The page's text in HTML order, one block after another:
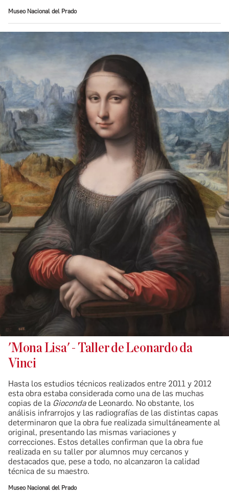
Museo Nacional del Prado
'Mona Lisa' - Taller de Leonardo da
Vinci
Hasta los estudios técnicos realizados entre 2011 y 2012
esta obra estaba considerada como una de las muchas
copias de la Giocondade Leonardo. No obstante, los
análisis infrarrojos y las radiografías de las distintas capas
determinaron que la obra fue realizada simultáneamente al
original, presentando las mismas variaciones y
correcciones. Estos detalles confirman que la obra fue
realizada en su taller por alumnos muy cercanos y
destacados que, pese a todo, no alcanzaron la calidad
técnica de su maestro.
Museo Nacional del Prado